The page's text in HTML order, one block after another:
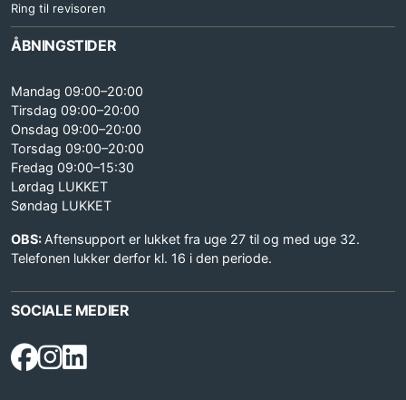
Ring til revisoren
ÅBNINGSTIDER
Mandag 09:00–20:00
Tirsdag 09:00–20:00
Onsdag 09:00–20:00
Torsdag 09:00–20:00
Fredag 09:00–15:30
Lørdag LUKKET
Søndag LUKKET
OBS: Aftensupport er lukket fra uge 27 til og med uge 32.
Telefonen lukker derfor kl. 16 i den periode.
SOCIALE MEDIER